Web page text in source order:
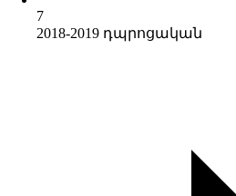
7
2018-2019 դպրոցական